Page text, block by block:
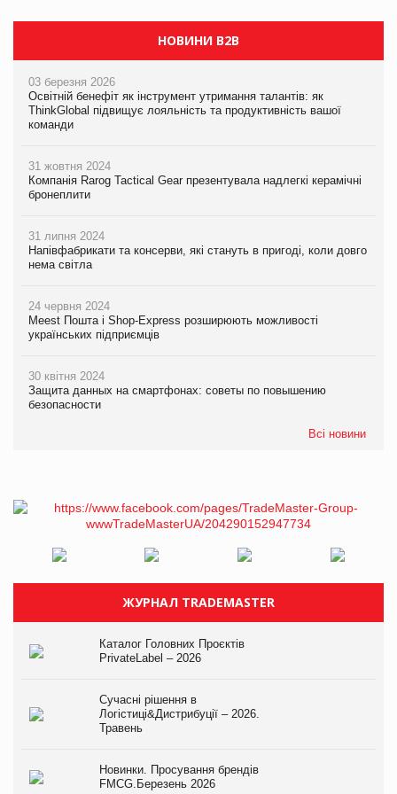
НОВИНИ B2B
03 березня 2026
Освітній бенефіт як інструмент утримання талантів: як
ThinkGlobal підвищує лояльність та продуктивність вашої
команди
31 жовтня 2024
Компанія Rarog Tactical Gear презентувала надлегкі керамічні
бронеплити
31 липня 2024
Напівфабрикати та консерви, які стануть в пригоді, коли довго
нема світла
24 червня 2024
Meest Пошта і Shop-Express розширюють можливості
українських підприємців
30 квітня 2024
Защита данных на смартфонах: советы по повышению
безопасности
Всі новини
ЖУРНАЛ TRADEMASTER
Каталог Головних Проєктів
PrivateLabel – 2026
Сучасні рішення в
Логістиці&Дистрибуції – 2026.
Травень
Новинки. Просування брендів
FMCG.Березень 2026